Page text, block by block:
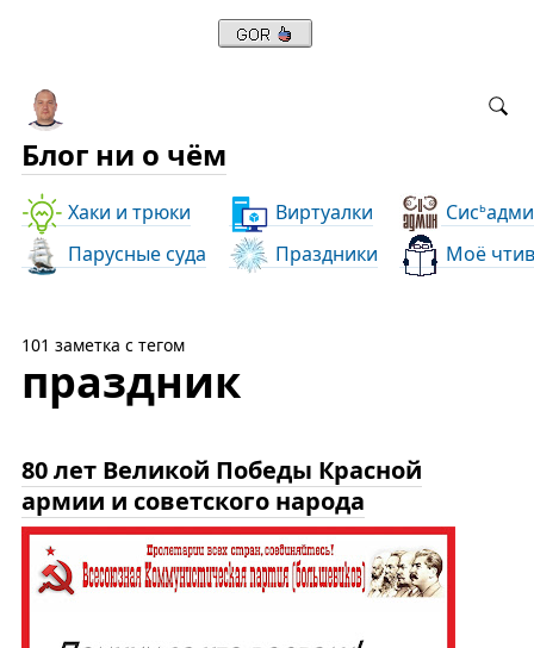
Блог ни о чём
Хаки и трюки Виртуалки Сись
Парусные суда
Праздники Моё
101 заметка с тегом
праздник
80 лет Великой Победы Красной
армии и советского народа